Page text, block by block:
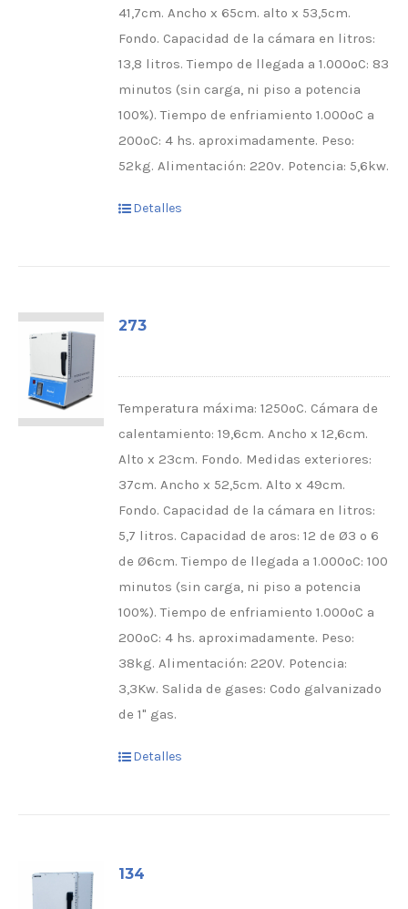
41,7cm. Ancho x 65cm. alto x 53,5cm.
Fondo. Capacidad de la cámara en litros:
13,8 litros. Tiempo de llegada a 1.000ºC: 83
minutos (sin carga, ni piso a potencia
100%). Tiempo de enfriamiento 1.000ºC a
200ºC: 4 hs. aproximadamente. Peso:
52kg. Alimentación: 220v. Potencia: 5,6kw.
Detalles
273
Temperatura máxima: 1250ºC. Cámara de
calentamiento: 19,6cm. Ancho x 12,6cm.
Alto x 23cm. Fondo. Medidas exteriores:
37cm. Ancho x 52,5cm. Alto x 49cm.
Fondo. Capacidad de la cámara en litros:
5,7 litros. Capacidad de aros: 12 de Ø3 o 6
de Ø6cm. Tiempo de llegada a 1.000ºC: 100
minutos (sin carga, ni piso a potencia
100%). Tiempo de enfriamiento 1.000ºC a
200ºC: 4 hs. aproximadamente. Peso:
38kg. Alimentación: 220V. Potencia:
3,3Kw. Salida de gases: Codo galvanizado
de 1" gas.
Detalles
134